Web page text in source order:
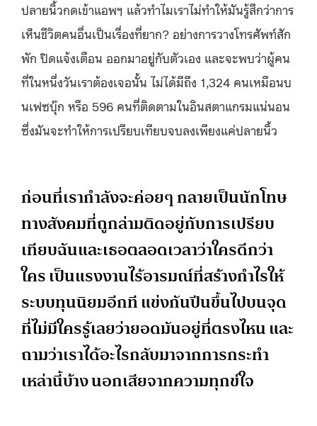
ปลายนิ้วกดเข้าแอพฯ แล้วทำไมเราไม่ทำให้มันรู้สึกว่าการ
เห็นชีวิตคนอื่นเป็นเรื่องที่ยาก? อย่างการวางโทรศัพท์สัก
พัก ปิดแจ้งเตือน ออกมาอยู่กับตัวเอง และจะพบว่าผู้คน
ที่ในหนึ่งวันเราต้องเจอนั้น ไม่ได้มีถึง 1,324 คนเหมือนบ
นเฟซบุ๊ก หรือ 596 คนที่ติดตามในอินสตาแกรมแน่นอน
ซึ่งมันจะทำให้การเปรียบเทียบจบลงเพียงแค่ปลายนิ้ว
ก่อนที่เรากำลังจะค่อยๆ กลายเป็นนักโทษ
ทางสังคมที่ถูกล่ามติดอยู่กับการเปรียบ
เทียบฉันและเธอตลอดเวลาว่าใครดีกว่า
ใคร เป็นแรงงานไร้อารมณ์ที่สร้างกำไรให้
ระบบทุนนิยมอีกที แข่งกันปีนขึ้นไปบนจุด
ที่ไม่มีใครรู้เลยว่ายอดมันอยู่ที่ตรงไหน และ
ถามว่าเราได้อะไรกลับมาจากการกระทำ
เหล่านี้บ้าง นอกเสียจากความทุกข์ใจ